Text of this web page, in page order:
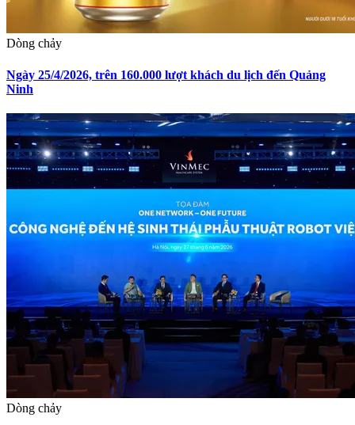
Dòng chảy
Ngày 25/4/2026, trên 160.000 lượt khách du lịch đến Quảng
Ninh
Dòng chảy